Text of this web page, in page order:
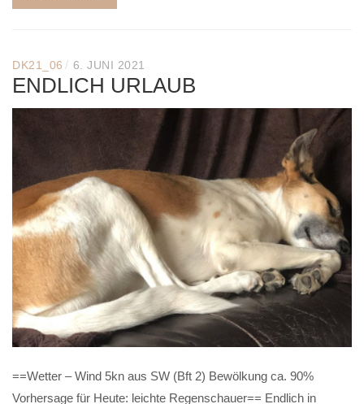
DK21_06 / 6. JUNI 2021
ENDLICH URLAUB
==Wetter – Wind 5kn aus SW (Bft 2) Bewölkung ca. 90%
Vorhersage für Heute: leichte Regenschauer== Endlich in